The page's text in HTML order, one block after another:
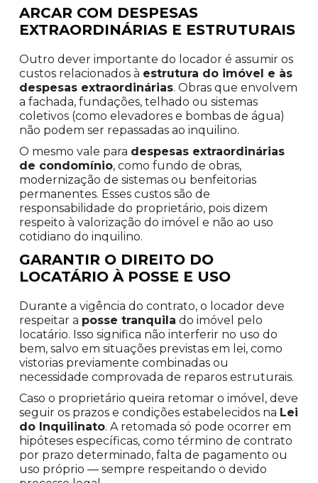
ARCAR COM DESPESAS
EXTRAORDINÁRIAS E ESTRUTURAIS
Outro dever importante do locador é assumir os
custos relacionados à estrutura do imóvel e às
despesas extraordinárias. Obras que envolvem
a fachada, fundações, telhado ou sistemas
coletivos (como elevadores e bombas de água)
não podem ser repassadas ao inquilino.
O mesmo vale para despesas extraordinárias
de condomínio, como fundo de obras,
modernização de sistemas ou benfeitorias
permanentes. Esses custos são de
responsabilidade do proprietário, pois dizem
respeito à valorização do imóvel e não ao uso
cotidiano do inquilino.
GARANTIR O DIREITO DO
LOCATÁRIO À POSSE E USO
Durante a vigência do contrato, o locador deve
respeitar a posse tranquila do imóvel pelo
locatário. Isso significa não interferir no uso do
bem, salvo em situações previstas em lei, como
vistorias previamente combinadas ou
necessidade comprovada de reparos estruturais.
Caso o proprietário queira retomar o imóvel, deve
seguir os prazos e condições estabelecidos na Lei
do Inquilinato. A retomada só pode ocorrer em
hipóteses específicas, como término de contrato
por prazo determinado, falta de pagamento ou
uso próprio — sempre respeitando o devido